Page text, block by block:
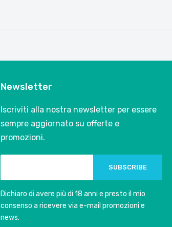
Newsletter
Iscriviti alla nostra newsletter per essere
sempre aggiornato su offerte e
promozioni.
SUBSCRIBE
Dichiaro di avere più di 18 anni e presto il mio
consenso a ricevere via e-mail promozioni e
news.